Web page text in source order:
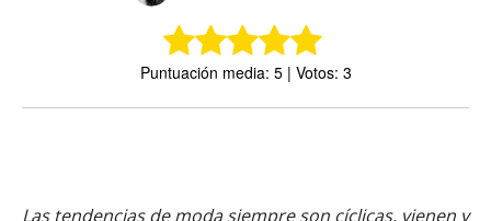
Puntuación media: 5 | Votos: 3
Las tendencias de moda siempre son cíclicas, vienen y